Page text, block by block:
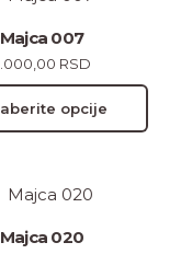
Majca 007
RSD
opcije
Majca 020